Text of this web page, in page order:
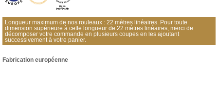
Longueur maximum de nos rouleaux : 22 mètres linéaires. Pour toute
dimension supérieure à cette longueur de 22 mètres linéaires, merci de
décomposer votre commande en plusieurs coupes en les ajoutant
successivement à votre panier.
Fabrication européenne